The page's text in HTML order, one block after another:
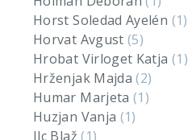
Horst Soledad Ayelén (1)
Horvat Avgust(5)
Hrobat Virloget Katja (1)
Hrženjak Majda(2)
Humar Marjeta(1)
Huzjan Vanja (1)
Ilc Blaž(1)